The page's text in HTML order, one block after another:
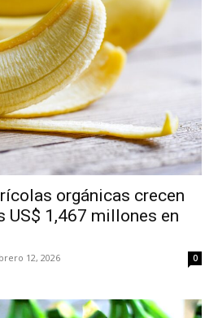
orgánicas crecen
US$ 1,467 millones en
12, 2026 0